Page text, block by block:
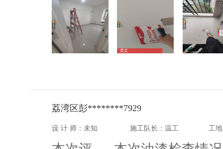
荔湾区彭********7929
设 计 师：未知 施工队长：温工 工